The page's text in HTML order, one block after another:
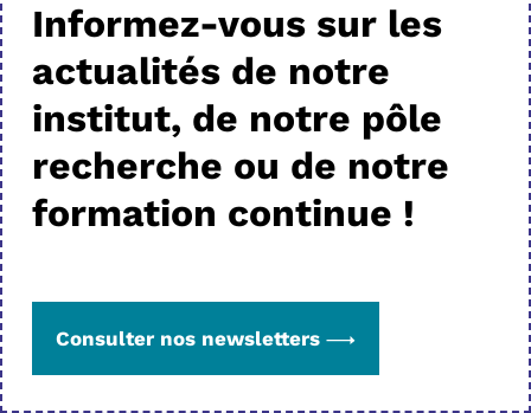
Informez-vous sur les
actualités de notre
institut, de notre pôle
recherche ou de notre
formation continue !
Consulter nos newsletters